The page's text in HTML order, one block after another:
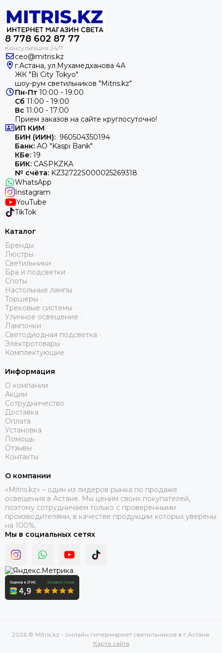
8 ‪778 602 87 77
ceo@mitris.kz
г.Астана, ул.Мухамедханова 4А
ЖК "Bi City Tokyo"
шоу-рум светильников "Mitris.kz"
Пн-Пт 10:00 - 19:00
Сб 11:00 - 19:00
Вс 11:00 - 17:00
Прием заказов на сайте круглосуточно!
ИП КИМ
БИН (ИИН): 960504350194
Банк: АО "Kaspi Bank"
КБе: 19
БИК: CASPKZKA
№ счёта: KZ32722S000025269318
WhatsApp
Instagram
YouTube
TikTok
Каталог
Бренды
Люстры ·
Светильники ·
Бра и подсветки ·
Споты ·
Настольные лампы ·
Торшеры ·
Трековые системы ·
Уличное освещение ·
Лампочки ·
Светодиодная подсветка ·
Электротовары ·
Комплектующие ·
Информация
О компании
Акции
Сотрудничество
Доставка
Оплата
Установка
Помощь
Отзывы
Контакты
О компании
«Mitris.kz» – один из лидеров рынка по продаже
освещения в Астане. Мы ценим своих покупателей,
поэтому сотрудничаем только с проверенными
производителями, в качестве продукции которых уверены
на 100%.
Мы в социальных сетях
2026 © Mitris.kz - онлайн гипермаркет светильников в г.Астана.
Карта сайта